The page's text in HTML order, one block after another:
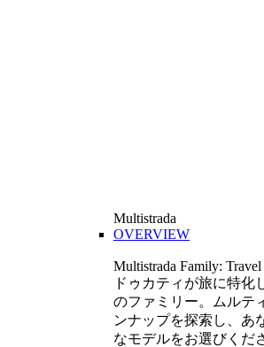
Multistrada
OVERVIEW
Multistrada Family:
ドゥカティが旅に特化
のファミリー。ムルテ
ンナップを探索し、あ
なモデルをお選びくだ